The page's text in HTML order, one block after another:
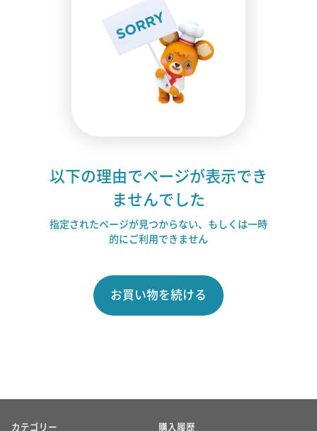
以下の理由でページが表示でき
ませんでした
指定されたページが見つからない、もしくは一時
的にご利用できません
お買い物を続ける
カテゴリー 購入履歴